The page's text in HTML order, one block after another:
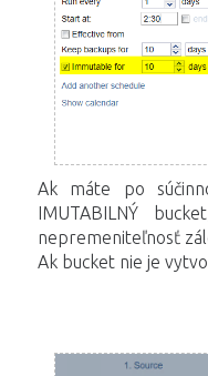
Ak máte po
IMUTABILNÝ
nepremeniteľnosť
Ak bucket nie je